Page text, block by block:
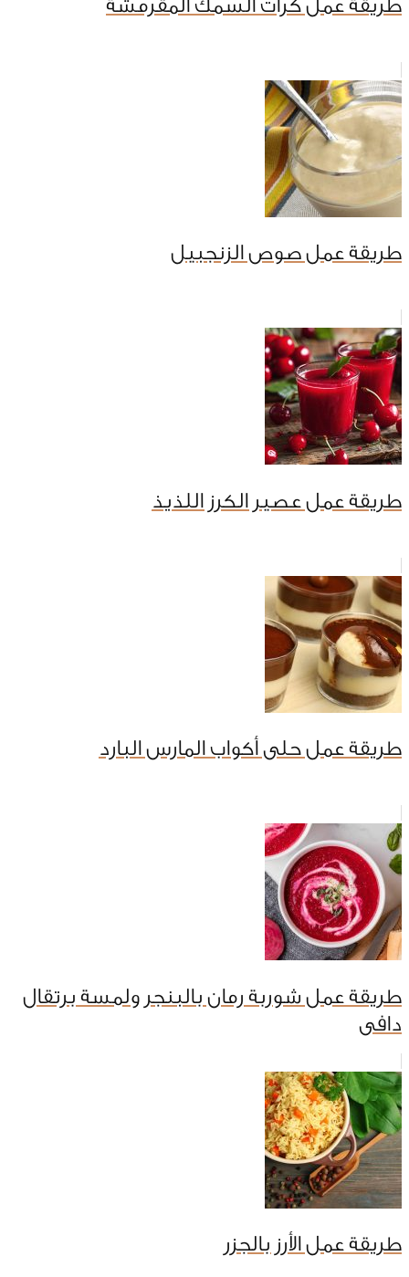
طريقة عمل كرات السمك المقرمشة
طريقة عمل صوص الزنجبيل
طريقة عمل عصير الكرز اللذيذ
طريقة عمل حلى أكواب المارس البارد
طريقة عمل شوربة رمان بالبنجر ولمسة برتقال
دافى
طريقة عمل الأرز بالجزر